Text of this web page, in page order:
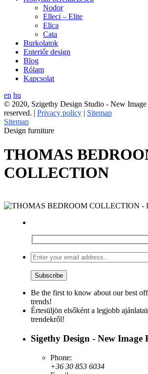
Nodor
Elleci – Elite
Elica
Cata
Burkolatok
Enteriőr design
Blog
Rólam
Kapcsolat
en hu
© 2020, Szigethy Design Studio - New
reserved. | Privacy policy | Sitemap
Sitemap
Design furniture
THOMAS
COLLECTION
Be the first to know about our best
trends!
Értesüljön elsőként a legjobb
trendekről!
Sigethy Design - New Image
Phone:
+36 30 853 6034